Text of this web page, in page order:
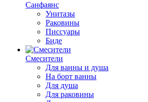
Санфаянс
Унитазы
Раковины
Писсуары
Биде
Смесители
Для ванны и душа
На борт ванны
Для душа
Для раковины